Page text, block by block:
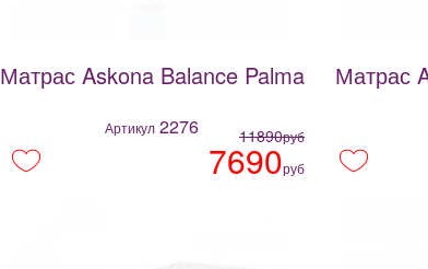
Матрас Askona Balance Palma
Артикул 2276 11890руб
7690руб
Матрас